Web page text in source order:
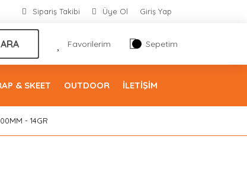
Sipariş Takibi Üye Ol Giriş Yap
ARA Favorilerim Sepetim
& SKEET OUTDOOR İLETİŞİM
- 14GR